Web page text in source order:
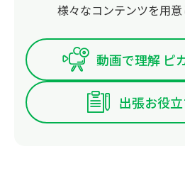
様々なコンテンツを用意
動画で理解 ピ
出張お役